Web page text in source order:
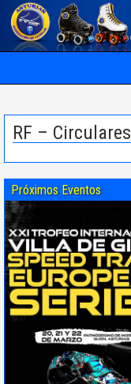
RF – Circulares
Próximos Eventos